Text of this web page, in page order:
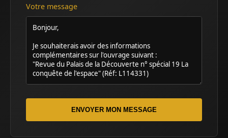
Votre message
ENVOYER MON MESSAGE